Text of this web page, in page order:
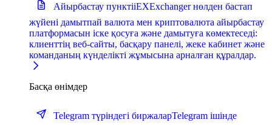
Айырбастау пунктіiEXExchanger нөлден бастап
жүйені дамытпай валюта мен криптовалюта айырбастау
платформасын іске қосуға және дамытуға көмектеседі:
клиенттің веб-сайты, басқару панелі, жеке кабинет және
команданың күнделікті жұмысына арналған құралдар.
Басқа өнімдер
Telegram түріндегі биржаларTelegram ішінде